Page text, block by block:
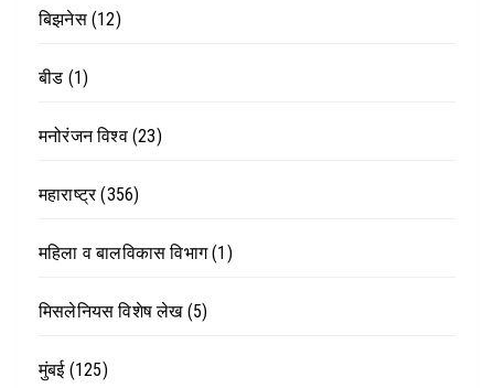
बिझनेस(12)
बीड (1)
मनोरंजन विश्व(23)
महाराष्ट्र(356)
महिला व बालविकास विभाग(1)
मिसलेनियस विशेष लेख(5)
मुंबई(125)